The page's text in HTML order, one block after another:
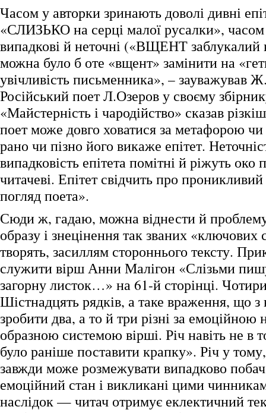
Часом у авторки зринають доволі дивні
«СЛИЗЬКО на серці малої русалки», часом
випадкові й неточні («ВЩЕНТ заблукалий
можна було б оте «вщент» замінити на
увічливість письменника», – зауважував
Російський поет Л.Озеров у своєму
«Майстерність і чародійство» сказав
поет може довго ховатися за метафорою
рано чи пізно його викаже епітет.
випадковість епітета помітні й ріжуть око
читачеві. Епітет свідчить про
погляд поета».
Сюди ж, гадаю, можна віднести й
образу і знецінення так званих «ключових
творять, засиллям стороннього тексту.
служити вірш Анни Малігон «Слізьми
загорну листок…» на 61-й сторінці.
Шістнадцять рядків, а таке враження, що
зробити два, а то й три різні за емоційною
образною системою вірші. Річ навіть не в
було раніше поставити крапку». Річ у
завжди може розмежувати випадково
емоційний стан і викликані цими
наслідок — читач отримує еклектичний